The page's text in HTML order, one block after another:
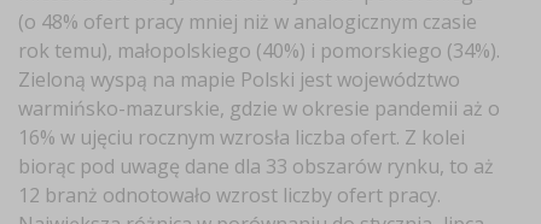
(o 48% ofert pracy mniej niż w analogicznym czasie
rok temu), małopolskiego (40%) i pomorskiego (34%).
Zieloną wyspą na mapie Polski jest województwo
warmińsko-mazurskie, gdzie w okresie pandemii aż o
16% w ujęciu rocznym wzrosła liczba ofert. Z kolei
biorąc pod uwagę dane dla 33 obszarów rynku, to aż
12 branż odnotowało wzrost liczby ofert pracy.